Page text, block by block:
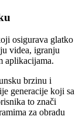
osigurava glatko
videa, igranju
aplikacijama.
brzinu i
generacije koji sa
to znači
za obradu